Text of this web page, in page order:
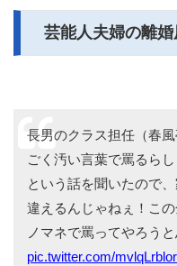
芸能人夫婦の離
長男のクラス担任（春
ごく汚い言葉で罵るら
という話を聞いたので
違えるんじゃねぇ！こ
ノマネで罵ってやろう
pic.twitter.com/mvlqLrblor